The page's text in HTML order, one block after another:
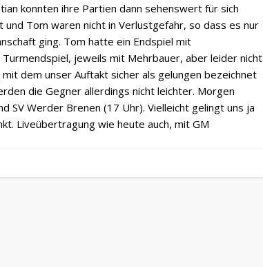
konnten ihre Partien dann sehenswert für sich
und Tom waren nicht in Verlustgefahr, so dass es nur
ging. Tom hatte ein Endspiel mit
jeweils mit Mehrbauer, aber leider nicht
dem unser Auftakt sicher als gelungen bezeichnet
die Gegner allerdings nicht leichter. Morgen
SV Werder Brenen (17 Uhr). Vielleicht gelingt uns ja
Liveübertragung wie heute auch, mit GM